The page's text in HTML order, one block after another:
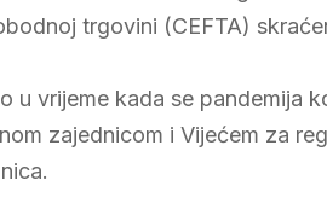
trgovini (CEFTA)
u vrijeme kada se pandemija
zajednicom i Vijećem za